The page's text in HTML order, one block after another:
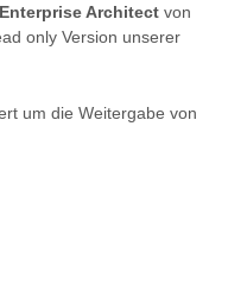
Architect von
only Version unserer
um die Weitergabe von